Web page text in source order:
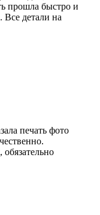
прошла быстро и
Все детали на
печать фото
обязательно